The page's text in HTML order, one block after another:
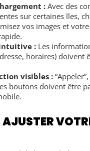
: Avec des
sur certaines îles,
vos images et
: Les
horaires) doivent
visibles :
boutons doivent être
AJUSTER